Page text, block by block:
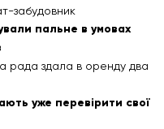
забудовник
пальне в умовах
рада здала в оренду два
уже перевірити свої